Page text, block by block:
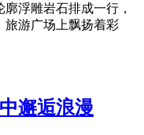
浮雕岩石排成一行，
旅游广场上飘扬着彩
邂逅浪漫